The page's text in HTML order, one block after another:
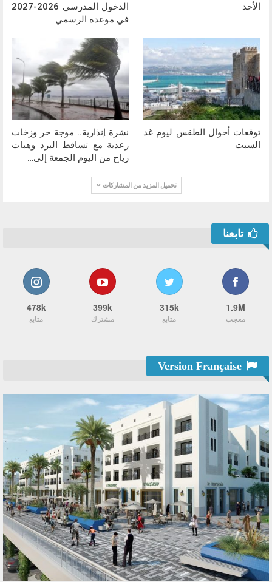
الأحد
الدخول المدرسي 2026-2027
في موعده الرسمي
توقعات أحوال الطقس ليوم غد
السبت
نشرة إنذارية.. موجة حر وزخات
رعدية مع تساقط البرد وهبات
رياح من اليوم الجمعة إلى…
تحميل المزيد من المشاركات
تابعنا
1.9M
معجب
315k
متابع
399k
مشترك
478k
متابع